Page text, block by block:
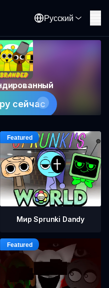
Русский
сейчас
Мир Sprunki Dandy